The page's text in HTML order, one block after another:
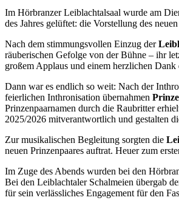
Im Hörbranzer Leiblachtalsaal wurde am
des Jahres gelüftet: die Vorstellung des
Nach dem stimmungsvollen Einzug der
räuberischen Gefolge von der Bühne – ihr
großem Applaus und einem herzlichen
Dann war es endlich so weit: Nach der
feierlichen Inthronisation übernahmen
Prinzenpaarnamen durch die Raubritter
2025/2026 mitverantwortlich und gestalten
Zur musikalischen Begleitung sorgten die
neuen Prinzenpaares auftrat. Heuer zum
Im Zuge des Abends wurden bei den
Bei den Leiblachtaler Schalmeien übergab
für sein verlässliches Engagement für den